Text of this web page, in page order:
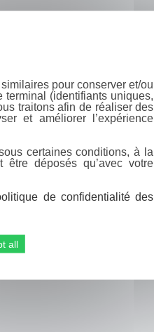
pour conserver et/ou
(identifiants uniques,
traitons afin de réaliser des
et améliorer l’expérience
certaines conditions, à la
être déposés qu’avec votre
de confidentialité des
all